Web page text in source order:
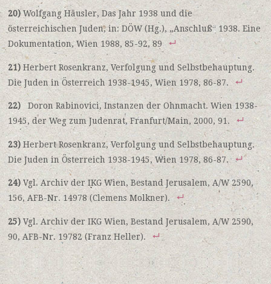
20)Wolfgang Häusler, Das Jahr 1938 und die
österreichischen Juden, in: DÖW (Hg.), „Anschluß“ 1938. Eine
Dokumentation, Wien 1988, 85-92, 89
21) Herbert Rosenkranz, Verfolgung und Selbstbehauptung.
Die Juden in Österreich 1938-1945, Wien 1978, 86-87.
22)Doron Rabinovici, Instanzen der Ohnmacht. Wien 1938-
1945, der Weg zum Judenrat, Franfurt/Main, 2000, 91.
23) Herbert Rosenkranz, Verfolgung und Selbstbehauptung.
Die Juden in Österreich 1938-1945, Wien 1978, 86-87.
24) Vgl. Archiv der IKG Wien, Bestand Jerusalem, A/W 2590,
156, AFB-Nr. 14978 (Clemens Molkner).
25) Vgl. Archiv der IKG Wien, Bestand Jerusalem, A/W 2590,
90, AFB-Nr. 19782 (Franz Heller).